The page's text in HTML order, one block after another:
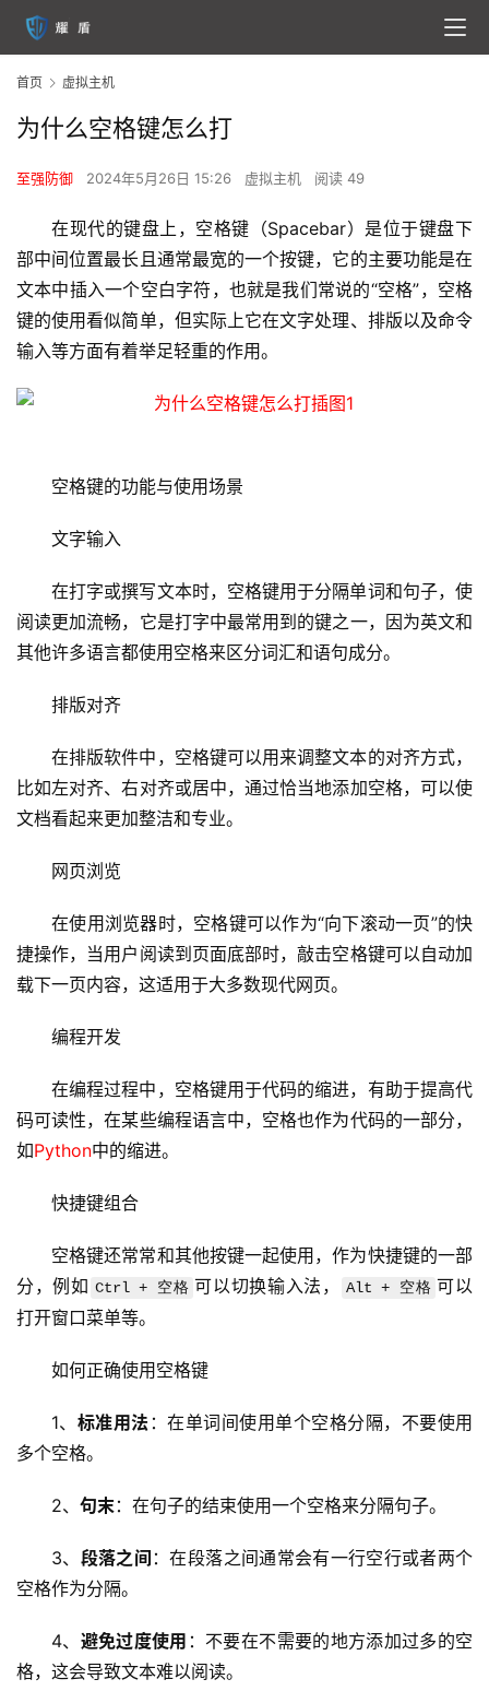
服
虚
拟
主
术
教
D
务
首页 虚拟主机
为什么空格键怎么打
至强防御 2024年5月26日 15:26 虚拟主机 阅读 49
在现代的键盘上，空格键（Spacebar）是位于键盘下
部中间位置最长且通常最宽的一个按键，它的主要功能是在
文本中插入一个空白字符，也就是我们常说的“空格”，空格
键的使用看似简单，但实际上它在文字处理、排版以及命令
输入等方面有着举足轻重的作用。
空格键的功能与使用场景
文字输入
在打字或撰写文本时，空格键用于分隔单词和句子，使
阅读更加流畅，它是打字中最常用到的键之一，因为英文和
其他许多语言都使用空格来区分词汇和语句成分。
排版对齐
在排版软件中，空格键可以用来调整文本的对齐方式，
比如左对齐、右对齐或居中，通过恰当地添加空格，可以使
文档看起来更加整洁和专业。
网页浏览
在使用浏览器时，空格键可以作为“向下滚动一页”的快
捷操作，当用户阅读到页面底部时，敲击空格键可以自动加
载下一页内容，这适用于大多数现代网页。
编程开发
在编程过程中，空格键用于代码的缩进，有助于提高代
码可读性，在某些编程语言中，空格也作为代码的一部分，
如Python中的缩进。
快捷键组合
空格键还常常和其他按键一起使用，作为快捷键的一部
分，例如 Ctrl + 空格 可以切换输入法， Alt + 空格 可以
打开窗口菜单等。
如何正确使用空格键
1、 标准用法 ：在单词间使用单个空格分隔，不要使用
多个空格。
2、 句末：在句子的结束使用一个空格来分隔句子。
3、 段落之间 ：在段落之间通常会有一行空行或者两个
空格作为分隔。
4、 避免过度使用 ：不要在不需要的地方添加过多的空
格，这会导致文本难以阅读。